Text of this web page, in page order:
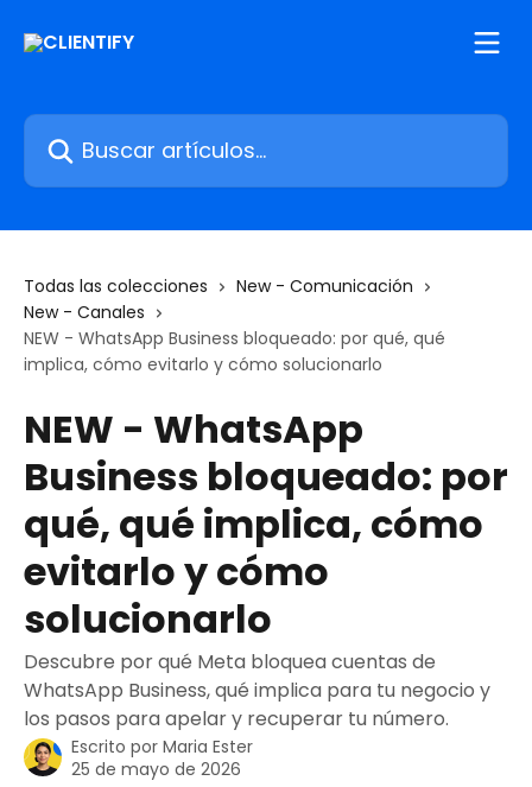
Buscar artículos...
Todas las colecciones
New - Comunicación
New - Canales
NEW - WhatsApp Business bloqueado: por qué, qué
implica, cómo evitarlo y cómo solucionarlo
NEW - WhatsApp
Business bloqueado: por
qué, qué implica, cómo
evitarlo y cómo
solucionarlo
Descubre por qué Meta bloquea cuentas de
WhatsApp Business, qué implica para tu negocio y
los pasos para apelar y recuperar tu número.
Escrito por Maria Ester
25 de mayo de 2026